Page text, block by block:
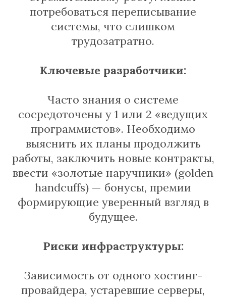
потребоваться переписывание
системы, что слишком
трудозатратно.
Ключевые разработчики:
Часто знания о системе
сосредоточены у 1 или 2 «ведущих
программистов». Необходимо
выяснить их планы продолжить
работы, заключить новые контракты,
ввести «золотые наручники» (golden
handcuffs) — бонусы, премии
формирующие уверенный взгляд в
будущее.
Риски инфраструктуры:
Зависимость от одного хостинг-
провайдера, устаревшие серверы,